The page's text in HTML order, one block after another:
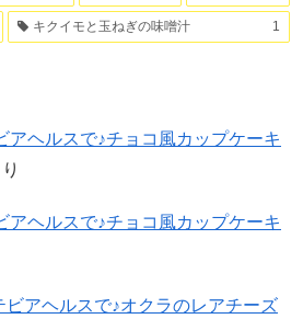
キクイモと玉ねぎの味噌汁 1
アヘルスで♪チョコ風カップケーキ
アヘルスで♪チョコ風カップケーキ
ビアヘルスで♪オクラのレアチーズ